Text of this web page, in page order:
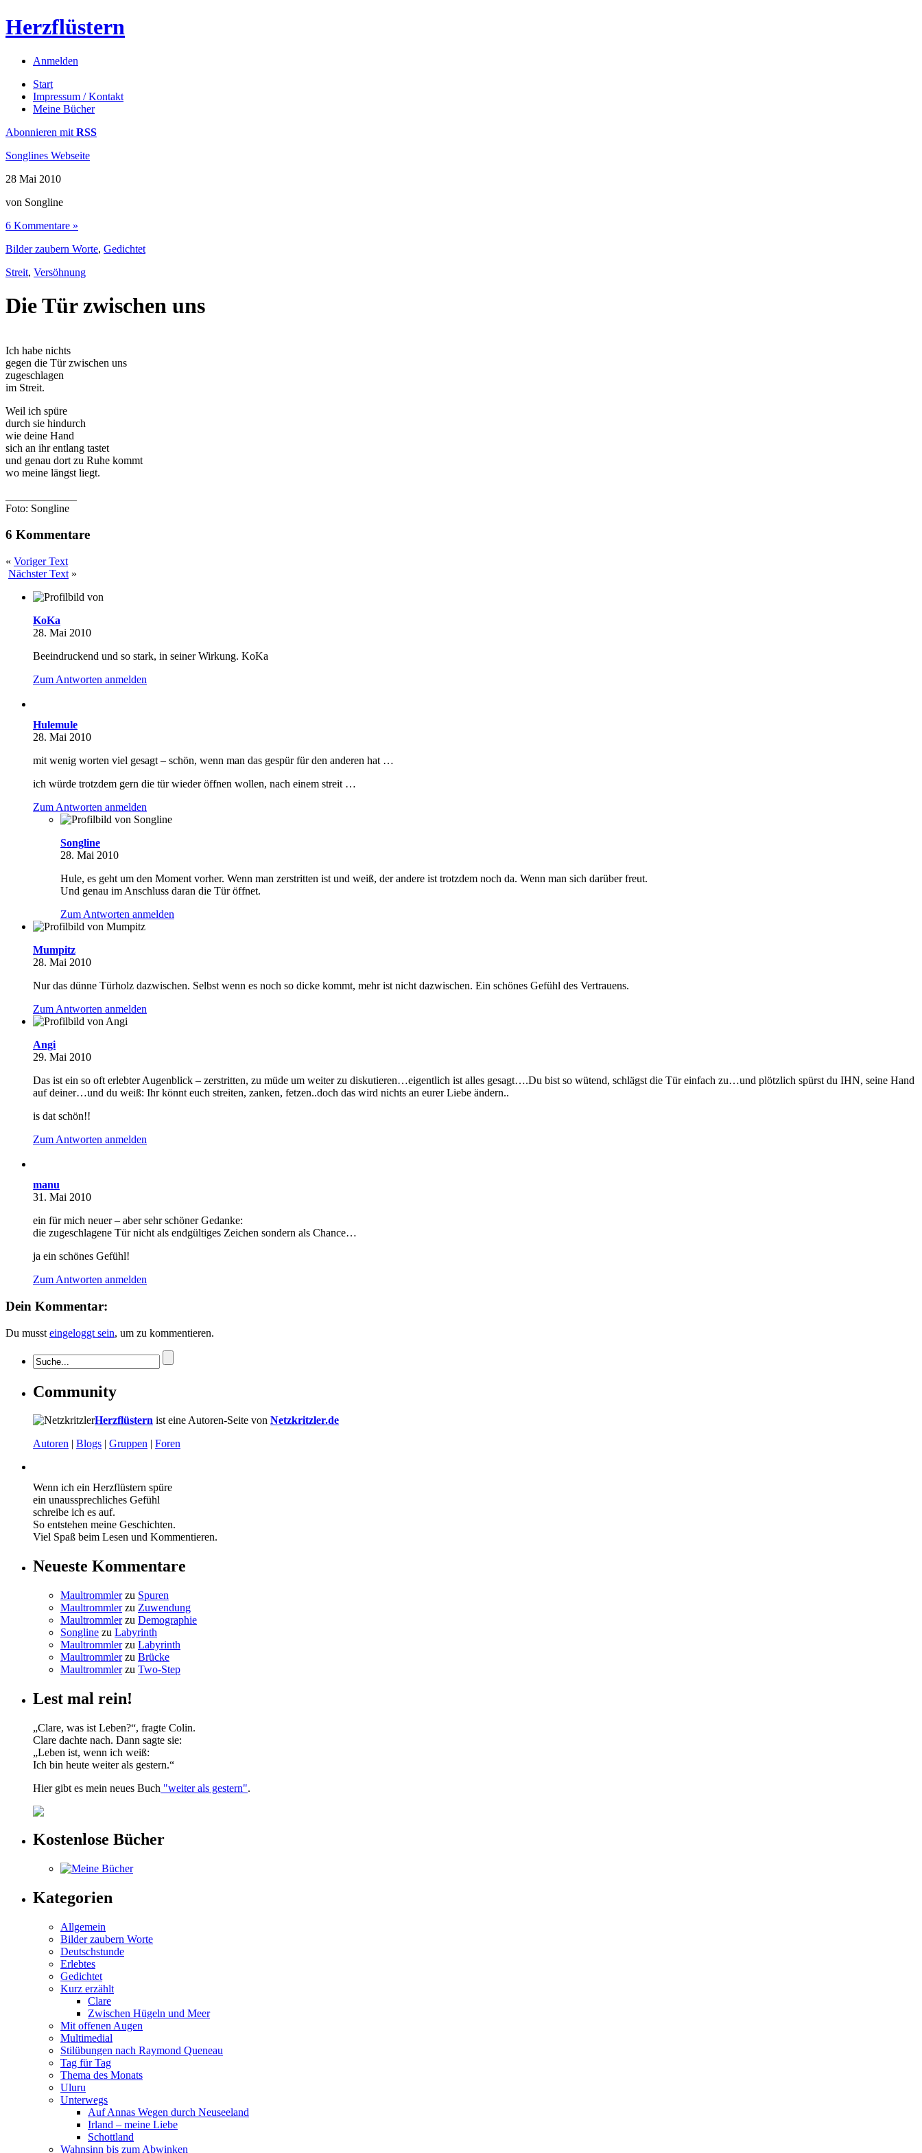
Herzflüstern
Anmelden
Start
Impressum / Kontakt
Meine Bücher
Abonnieren mit RSS
Songlines Webseite
28 Mai 2010
von Songline
6 Kommentare »
Bilder zaubern Worte, Gedichtet
Streit, Versöhnung
Die Tür zwischen uns
Ich habe nichts
gegen die Tür zwischen uns
zugeschlagen
im Streit.
Weil ich spüre
durch sie hindurch
wie deine Hand
sich an ihr entlang tastet
und genau dort zu Ruhe kommt
wo meine längst liegt.
Foto: Songline
6 Kommentare
« Voriger Text
Nächster Text »
KoKa
28. Mai 2010
Beeindruckend und so stark, in seiner Wirkung. KoKa
Zum Antworten anmelden
Hulemule
28. Mai 2010
mit wenig worten viel gesagt – schön, wenn man das gespür für den anderen hat …
ich würde trotzdem gern die tür wieder öffnen wollen, nach einem streit …
Zum Antworten anmelden
Songline
28. Mai 2010
Hule, es geht um den Moment vorher. Wenn man zerstritten ist und weiß, der andere ist trotzdem noch da. Wenn man sich darüber freut.
Und genau im Anschluss daran die Tür öffnet.
Zum Antworten anmelden
Mumpitz
28. Mai 2010
Nur das dünne Türholz dazwischen. Selbst wenn es noch so dicke kommt, mehr ist nicht dazwischen. Ein schönes Gefühl des Vertrauens.
Zum Antworten anmelden
Angi
29. Mai 2010
Das ist ein so oft erlebter Augenblick – zerstritten, zu müde um weiter zu diskutieren…eigentlich ist alles gesagt….Du bist so wütend, schlägst die Tür einfach zu…und plötzlich spürst du IHN, seine Hand
auf deiner…und du weiß: Ihr könnt euch streiten, zanken, fetzen..doch das wird nichts an eurer Liebe ändern..
is dat schön!!
Zum Antworten anmelden
manu
31. Mai 2010
ein für mich neuer – aber sehr schöner Gedanke:
die zugeschlagene Tür nicht als endgültiges Zeichen sondern als Chance…
ja ein schönes Gefühl!
Zum Antworten anmelden
Dein Kommentar:
Du musst eingeloggt sein, um zu kommentieren.
Community
Herzflüstern ist eine Autoren-Seite von Netzkritzler.de
Autoren | Blogs | Gruppen | Foren
Wenn ich ein Herzflüstern spüre
ein unaussprechliches Gefühl
schreibe ich es auf.
So entstehen meine Geschichten.
Viel Spaß beim Lesen und Kommentieren.
Neueste Kommentare
Maultrommlerzu Spuren
Maultrommlerzu Zuwendung
Maultrommlerzu Demographie
Songline zu Labyrinth
Maultrommlerzu Labyrinth
Maultrommlerzu Brücke
Maultrommlerzu Two-Step
Lest mal rein!
„Clare, was ist Leben?“, fragte Colin.
Clare dachte nach. Dann sagte sie:
„Leben ist, wenn ich weiß:
Ich bin heute weiter als gestern.“
Hier gibt es mein neues Buch "weiter als gestern".
Kostenlose Bücher
Kategorien
Allgemein
Bilder zaubern Worte
Deutschstunde
Erlebtes
Gedichtet
Kurz erzählt
Clare
Zwischen Hügeln und Meer
Mit offenen Augen
Multimedial
Stilübungen nach Raymond Queneau
Tag für Tag
Thema des Monats
Uluru
Unterwegs
Auf Annas Wegen durch Neuseeland
Irland – meine Liebe
Schottland
Wahnsinn bis zum Abwinken